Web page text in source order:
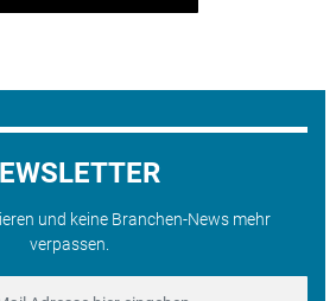
und keine Branchen-News mehr
verpassen.